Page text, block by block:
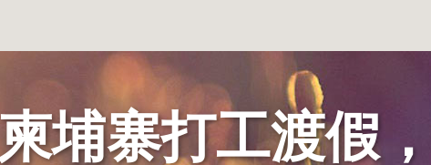
柬埔寨打工渡假